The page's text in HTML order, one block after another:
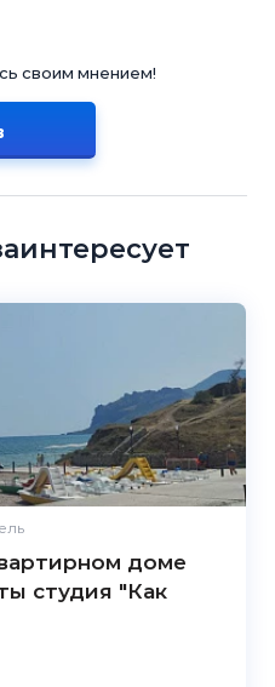
своим мнением!
доме
студия "Как